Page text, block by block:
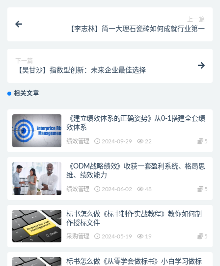
上一篇
【李志林】简一大理石瓷砖如何成就行业第一
下一篇
【吴甘沙】指数型创新：未来企业最佳选择
相关文章
《建立绩效体系的正确姿势》从0-1搭建全套绩
效体系
绩效管理 2024-09-29 22 5
《ODM战略绩效》收获一套盈利系统、格局思
维、绩效能力
绩效管理 2024-06-02 48 5
标书怎么做《标书制作实战教程》教你如何制
作授标文件
采购管理 2024-05-19 19 5
标书怎么做《从零学会做标书》小白学习做标